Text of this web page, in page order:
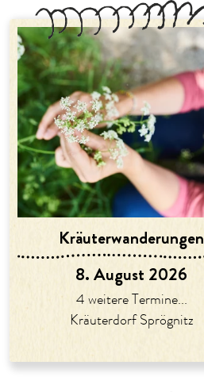
Kräuter­wanderungen
8. August 2026
4 weitere Termine...
Kräuterdorf Sprögnitz